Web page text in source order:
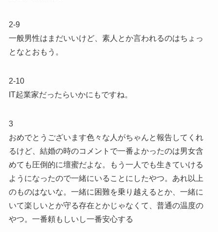
2-9
一般男性はまだいいけど、素人とか言われるのはちょっ
となとおもう。
2-10
IT起業家だったらいかにもですね。
3
おめでとうございます色々な人がちゃんと報告してくれ
るけど、結婚の時のコメントで一番よかったのは男女含
めても圧倒的に壇蜜だよな。もう一人でも生きていける
ようになったので一緒にいることにしたやつ。あれ以上
のものはないな。一緒に困難を乗り越えるとか、一緒に
いて楽しいとか守る存在とかじゃなくて、普通の温度の
やつ。一番頼もしいし一番安心する